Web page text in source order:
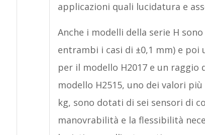
applicazioni quali lucidatura e
Anche i modelli della serie H
entrambi i casi di ±0,1 mm) e poi
per il modello H2017 e un raggio
modello H2515, uno dei valori
kg, sono dotati di sei sensori di
manovrabilità e la flessibilità